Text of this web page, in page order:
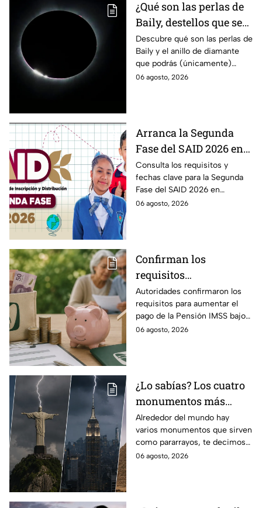
¿Qué son las perlas de
Baily, destellos que se
podrán ver
ÚNICAMENTE durante
el eclipse solar 2026 del
12 de agosto?
Descubre qué son las perlas de
Baily y el anillo de diamante
que podrás (únicamente)
observar durante el eclipse
06 agosto, 2026
Arranca la Segunda
Fase del SAID 2026 en
Edomex para grados
intermedios: Fechas
clave y requisitos para
cambios de escuela
Consulta los requisitos y
fechas clave para la Segunda
Fase del SAID 2026 en
Edomex y asegura el traslado
06 agosto, 2026
Confirman los
requisitos
indispensables para
incrementar el pago de
la Pensión IMSS bajo el
régimen de la Ley 73
Autoridades confirmaron los
requisitos para aumentar el
pago de la Pensión IMSS bajo
la Ley 73, ¿cuáles son?
06 agosto, 2026
¿Lo sabías? Los cuatro
monumentos más
famosos del mundo que
también funcionan
como pararrayos
Alrededor del mundo hay
varios monumentos que sirven
como pararrayos, te decimos
los cuatro más icónicos y
06 agosto, 2026